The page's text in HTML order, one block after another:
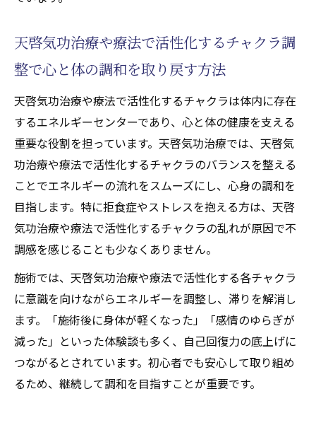
天啓気功治療や療法で活性化するチャクラ調
整で心と体の調和を取り戻す方法
天啓気功治療や療法で活性化するチャクラは体内に存在
するエネルギーセンターであり、心と体の健康を支える
重要な役割を担っています。天啓気功治療では、天啓気
功治療や療法で活性化するチャクラのバランスを整える
ことでエネルギーの流れをスムーズにし、心身の調和を
目指します。特に拒食症やストレスを抱える方は、天啓
気功治療や療法で活性化するチャクラの乱れが原因で不
調感を感じることも少なくありません。
施術では、天啓気功治療や療法で活性化する各チャクラ
に意識を向けながらエネルギーを調整し、滞りを解消し
ます。「施術後に身体が軽くなった」「感情のゆらぎが
減った」といった体験談も多く、自己回復力の底上げに
つながるとされています。初心者でも安心して取り組め
るため、継続して調和を目指すことが重要です。